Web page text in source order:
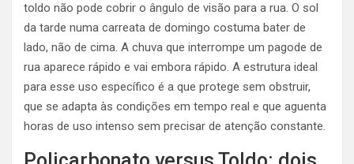
toldo não pode cobrir o ângulo de visão para a rua. O sol
da tarde numa carreata de domingo costuma bater de
lado, não de cima. A chuva que interrompe um pagode de
rua aparece rápido e vai embora rápido. A estrutura ideal
para esse uso específico é a que protege sem obstruir,
que se adapta às condições em tempo real e que aguenta
horas de uso intenso sem precisar de atenção constante.